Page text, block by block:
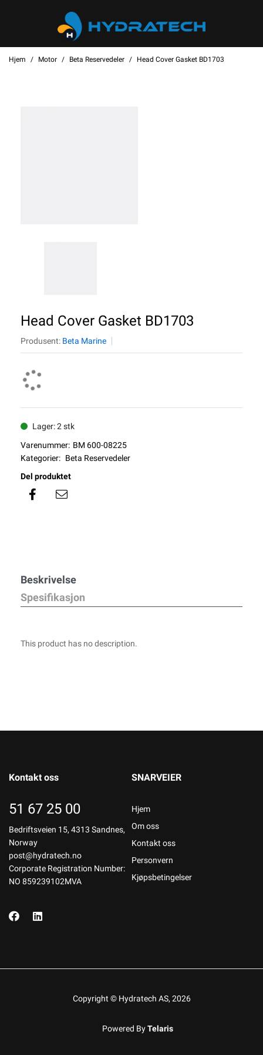
Hjem Motor Beta Reservedeler Head Cover Gasket BD1703
Head Cover Gasket BD1703
Produsent: Beta Marine
Lager: 2 stk
Varenummer: BM 600-08225
Kategorier: Beta Reservedeler
Del produktet
Beskrivelse
Spesifikasjon
This product has no description.
Kontakt oss
51 67 25 00
Bedriftsveien 15, 4313 Sandnes,
Norway
post@hydratech.no
Corporate Registration Number:
NO 859239102MVA
SNARVEIER
Hjem
Om oss
Kontakt oss
Personvern
Kjøpsbetingelser
Copyright © Hydratech AS, 2026
Powered ByTelaris